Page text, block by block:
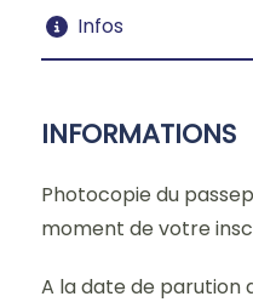
Infos
INFORMATIONS
Photocopie du
moment de votre
A la date de parution